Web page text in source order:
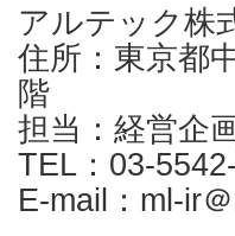
アルテック株
住所：東京都
階
担当：経営企
TEL：03-
E-mail：ml-ir